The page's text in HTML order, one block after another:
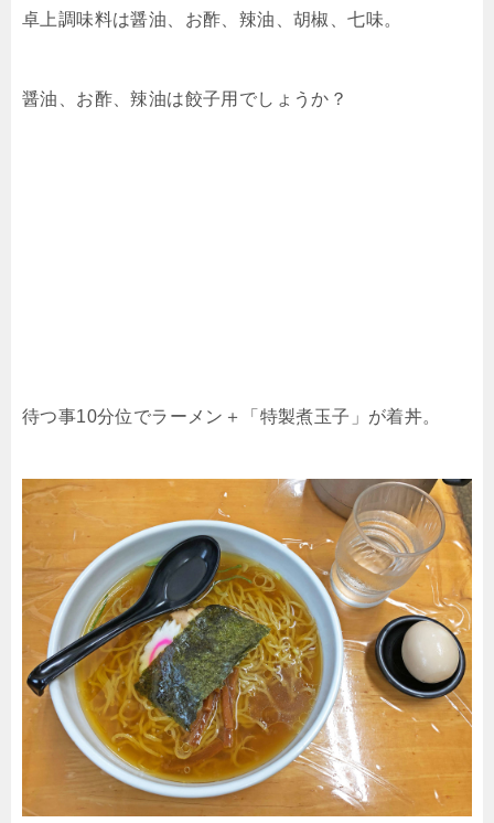
卓上調味料は醤油、お酢、辣油、胡椒、七味。
醤油、お酢、辣油は餃子用でしょうか？
待つ事10分位でラーメン＋「特製煮玉子」が着丼。